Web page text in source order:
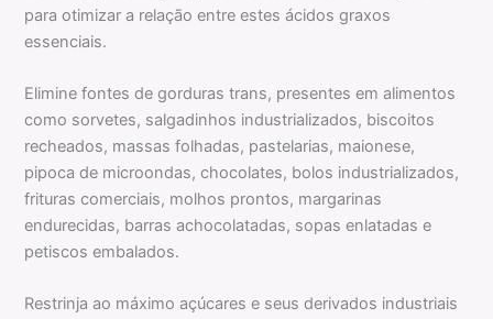
para otimizar a relação entre estes ácidos graxos
essenciais.
Elimine fontes de gorduras trans, presentes em alimentos
como sorvetes, salgadinhos industrializados, biscoitos
recheados, massas folhadas, pastelarias, maionese,
pipoca de microondas, chocolates, bolos industrializados,
frituras comerciais, molhos prontos, margarinas
endurecidas, barras achocolatadas, sopas enlatadas e
petiscos embalados.
Restrinja ao máximo açúcares e seus derivados industriais